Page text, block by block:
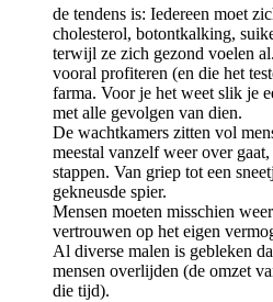
de tendens is: Iedereen moet
cholesterol, botontkalking,
terwijl ze zich gezond voelen
vooral profiteren (en die het
farma. Voor je het weet slik je
met alle gevolgen van dien.
De wachtkamers zitten vol
meestal vanzelf weer over
stappen. Van griep tot een
gekneusde spier.
Mensen moeten misschien
vertrouwen op het eigen
Al diverse malen is gebleken
mensen overlijden (de omzet
die tijd).